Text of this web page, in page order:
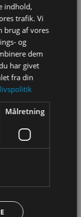
ESERO
og ESERO
indhold,
trafik. Vi
brug af vores
og
dem
har givet
fra din
Målretning